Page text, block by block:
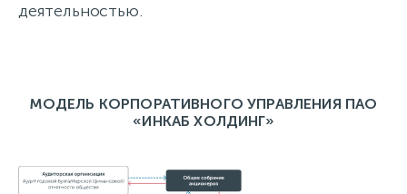
деятельностью.
МОДЕЛЬ КОРПОРАТИВНОГО УПРАВЛЕНИЯ ПАО
«ИНКАБ ХОЛДИНГ»